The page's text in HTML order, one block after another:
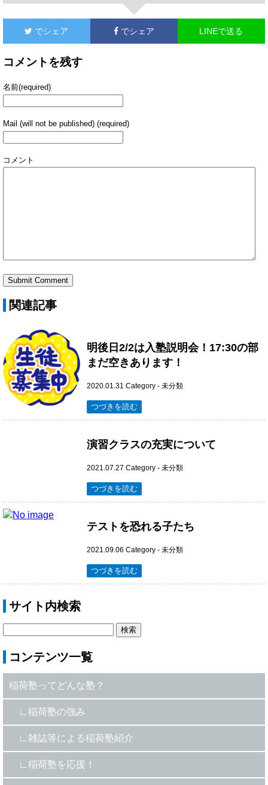
でシェア でシェア LINEで送る
コメントを残す
名前(required)
Mail (will not be published) (required)
コメント
関連記事
明後日2/2は入塾説明会！17:30の部
まだ空きあります！
2020.01.31 Category - 未分類
つづきを読む
演習クラスの充実について
2021.07.27 Category - 未分類
つづきを読む
テストを恐れる子たち
2021.09.06 Category - 未分類
つづきを読む
サイト内検索
コンテンツ一覧
稲荷塾ってどんな塾？
稲荷塾の強み
雑誌等による稲荷塾紹介
稲荷塾を応援！